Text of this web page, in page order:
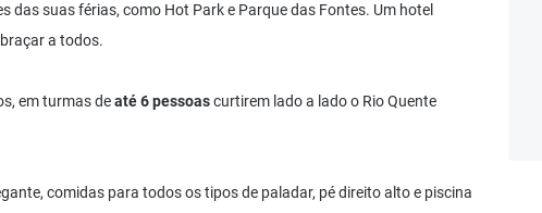
das suas férias, como Hot Park e Parque das Fontes. Um hotel
a todos.
em turmas deaté 6 pessoascurtirem lado a lado o Rio Quente
comidas para todos os tipos de paladar, pé direito alto e piscina